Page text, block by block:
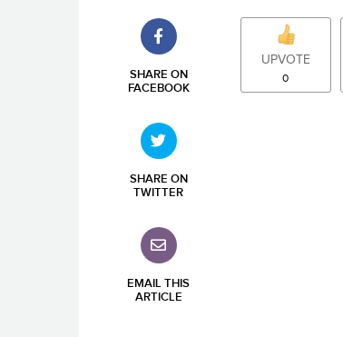
SHARE ON
FACEBOOK
SHARE ON
TWITTER
EMAIL THIS
ARTICLE
UPVOTE
0